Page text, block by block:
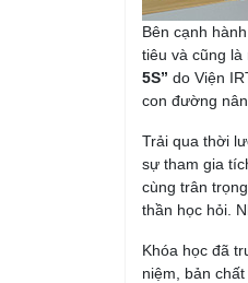
Bên cạnh
tiêu và cũng
5S” do Viện
con đường
Trải qua thời
sự tham gia
cùng trân
thần học hỏi.
Khóa học đã
niệm, bản